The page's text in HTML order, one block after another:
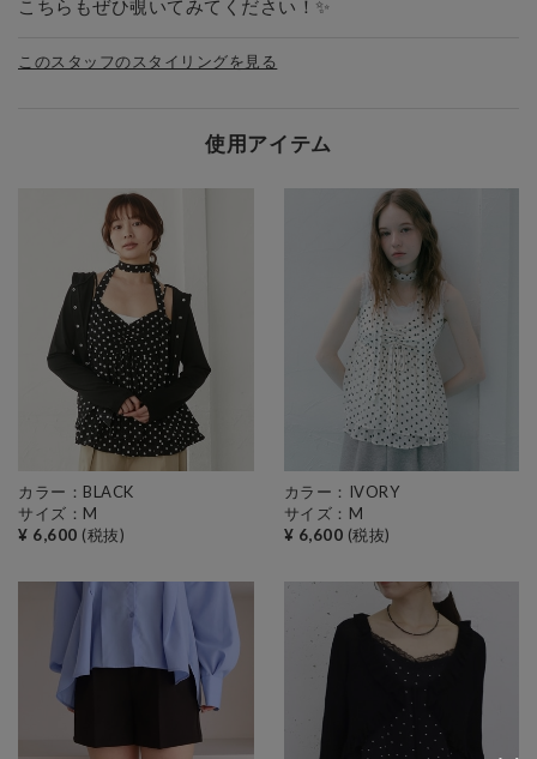
こちらもぜひ覗いてみてください！✨
このスタッフのスタイリングを見る
使用アイテム
カラー：BLACK
サイズ：M
¥ 6,600 (税抜)
カラー：IVORY
サイズ：M
¥ 6,600 (税抜)